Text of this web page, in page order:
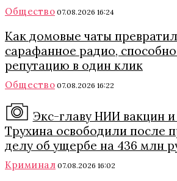
Общество 07.08.2026 16:24
Как домовые чаты
сарафанное радио,
репутацию в один клик
Общество 07.08.2026 16:22
Экс-главу НИИ вакцин
Трухина освободили после
делу об ущербе на 436 млн
Криминал 07.08.2026 16:02